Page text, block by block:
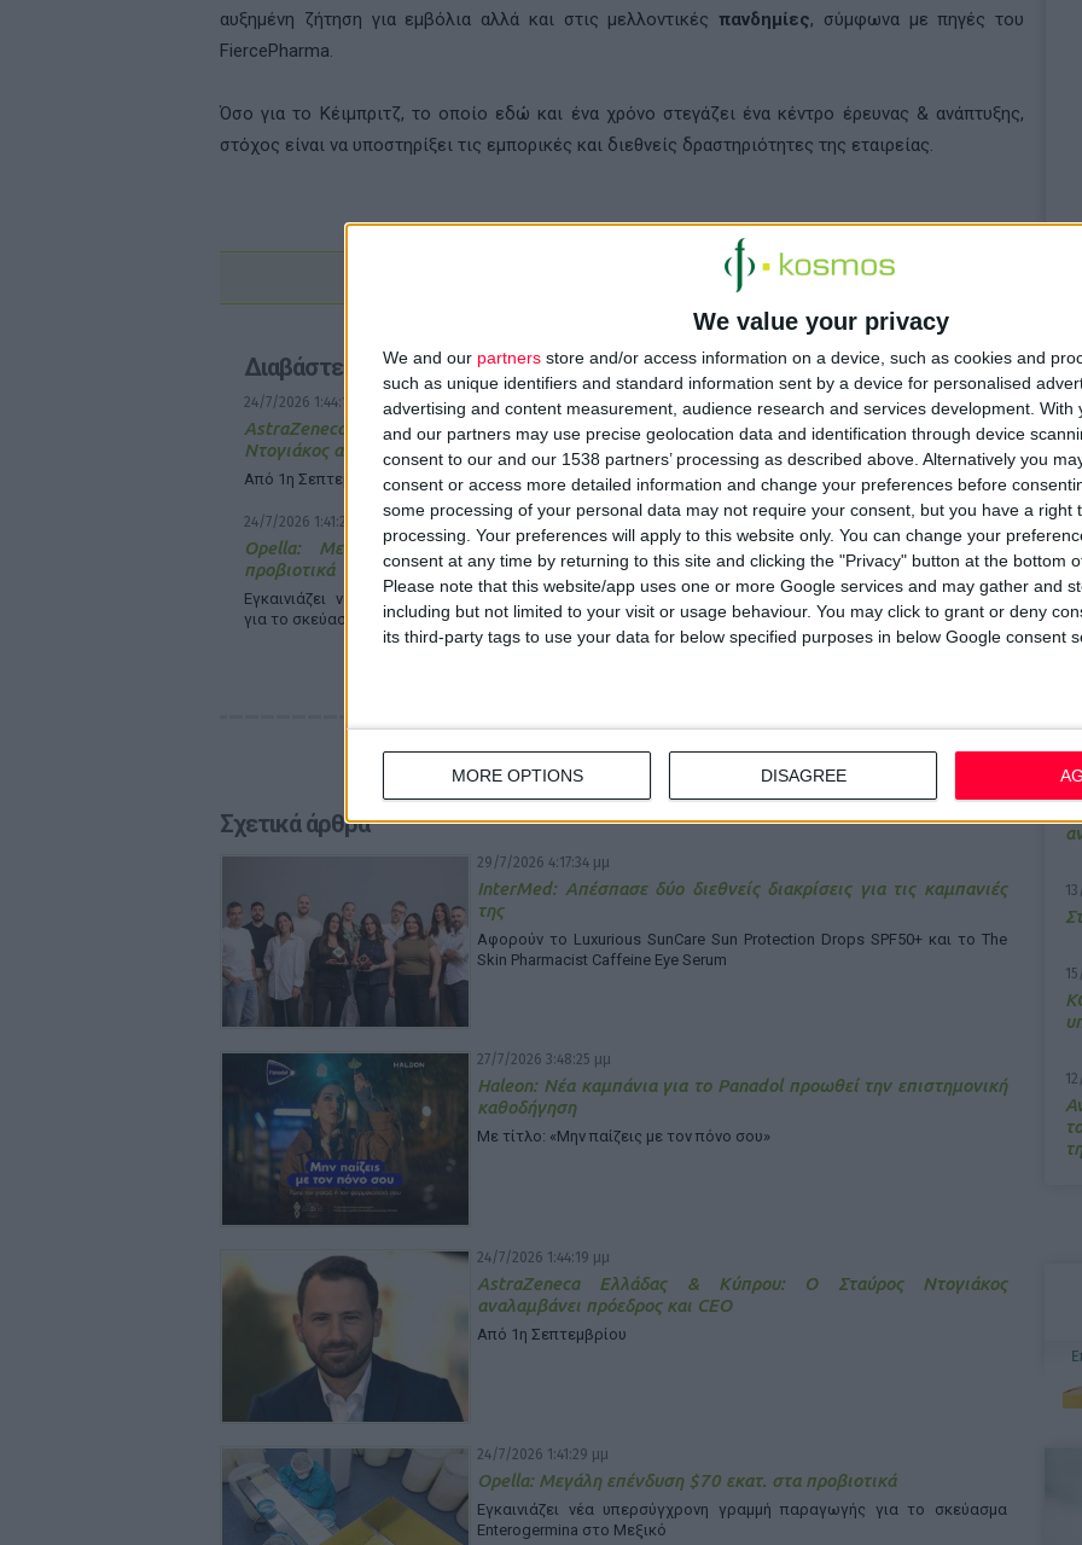
We value your privacy
We and our partners store and/or access information on a device, such as cookies and
such as unique identifiers and standard information sent by a device for personalised
advertising and content measurement, audience research and services development. With
and our partners may use precise geolocation data and identification through device
consent to our and our 1538 partners’ processing as described above. Alternatively you
consent or access more detailed information and change your preferences before
some processing of your personal data may not require your consent, but you have a right
processing. Your preferences will apply to this website only. You can change your
consent at any time by returning to this site and clicking the "Privacy" button at the bottom
Please note that this website/app uses one or more Google services and may gather and
including but not limited to your visit or usage behaviour. You may click to grant or deny
its third-party tags to use your data for below specified purposes in below Google consent
MORE OPTIONS DISAGREE
7/
αυξημένη ζήτηση για εμβόλια αλλά και στις μελλοντικές πανδημίες, σύμφωνα με πηγές του
FiercePharma.
Όσο για το Κέιμπριτζ, το οποίο εδώ και ένα χρόνο στεγάζει ένα κέντρο έρευνας & ανάπτυξης,
στόχος είναι να υποστηρίξει τις εμπορικές και διεθνείς δραστηριότητες της εταιρείας.
Διαβάστε επίσης
24/7/2026 1:44:19 μμ
AstraZeneca Ελλάδας & Κύπρου: Ο Σταύρος
Ντογιάκος αναλαμβάνει πρόεδρος και CEO
Από 1η Σεπτεμβρίου
24/7/2026 1:41:29 μμ
Opella: Μεγάλη επένδυση $70 εκατ. στα
προβιοτικά
Εγκαινιάζει νέα υπερσύγχρονη γραμμή παραγωγής
για το σκεύασμα Enterogermina στο Μεξικό
Σχετικά άρθρα
29/7/2026 4:17:34 μμ
InterMed: Απέσπασε δύο διεθνείς διακρίσεις για τις καμπανιές
της
Αφορούν το Luxurious SunCare Sun Protection Drops SPF50+ και το The
Skin Pharmacist Caffeine Eye Serum
27/7/2026 3:48:25 μμ
Haleon: Νέα καμπάνια για το Panadol προωθεί την επιστημονική
καθοδήγηση
Με τίτλο: «Μην παίζεις με τον πόνο σου»
24/7/2026 1:44:19 μμ
AstraZeneca Ελλάδας & Κύπρου: Ο Σταύρος Ντογιάκος
αναλαμβάνει πρόεδρος και CEO
Από 1η Σεπτεμβρίου
24/7/2026 1:41:29 μμ
Opella: Μεγάλη επένδυση $70 εκατ. στα προβιοτικά
Εγκαινιάζει νέα υπερσύγχρονη γραμμή παραγωγής για το σκεύασμα
Enterogermina στο Μεξικό